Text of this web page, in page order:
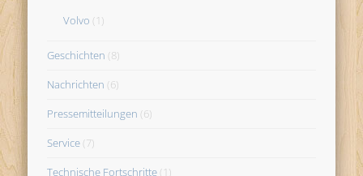
Volvo (1)
Geschichten (8)
Nachrichten (6)
Pressemitteilungen (6)
Service (7)
Technische Fortschritte (1)